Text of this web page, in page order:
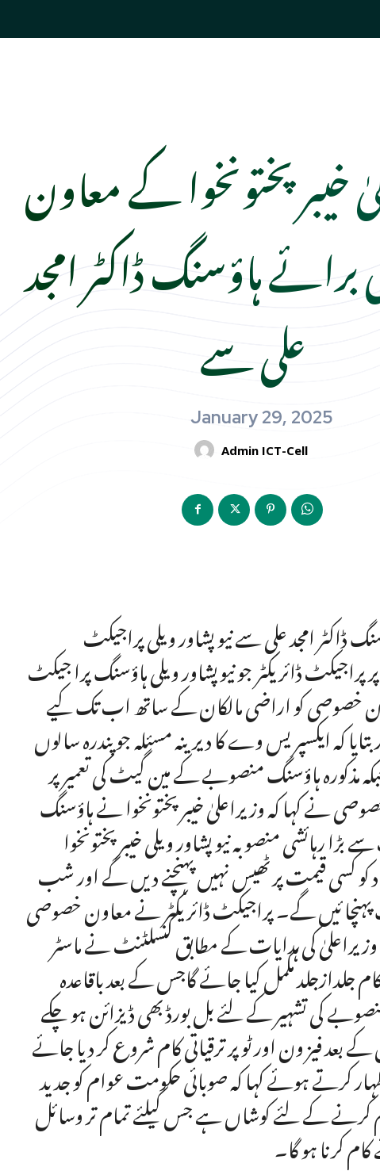
خیبر پختونخوا کے معاون
ہاؤسنگ ڈاکٹر امجد
علی سے
January 29, 2025
Admin ICT-Cell
امجد علی سے نیو پشاور ویلی پراجیکٹ
ڈائریکٹر جو نیوپشاور ویلی ہاؤسنگ پرا جیکٹ
خصوصی کو اراضی مالکان کے ساتھ اب تک کیے
کہ ایکسپریس وے کا دیرینہ مسئلہ جو پندرہ سالوں
مذکورہ ہاؤسنگ منصوبے کے مین گیٹ کی تعمیر پر
نے کہا کہ وزیراعلیٰ خیبر پختونخوا نے ہاؤسنگ
رہائشی منصوبہ نیو پشاور ویلی خیبر پختونخوا
کسی قیمت پرٹھیس نہیں پہنچنے دیں گے اور شب
ئیں گے۔ پراجیکٹ ڈائریکٹر نے معاون خصوصی
کی ہدایات کے مطابق کنسلٹنٹ نے ماسٹر
کام جلدازجلد مکمل کیا جائے گاجس کے بعد باقاعدہ
کی تشہیر کے لئے بل بورڈ بھی ڈیزائن ہو چکے
فیز ون اور ٹو پر ترقیاتی کام شروع کر دیا جائے
کرتے ہوئے کہا کہ صوبائی حکومت عوام کو جدید
کے لئے کوشاں ہے جس کیلئے تمام تر وسائل
کرنا ہو گا۔